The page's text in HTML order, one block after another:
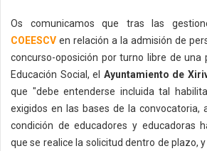
Os comunicamos que tras las
COEESCV en relación a la admisión de
concurso-oposición por turno libre de una
Educación Social, el Ayuntamiento de
que "debe entenderse incluida tal
exigidos en las bases de la convocatoria,
condición de educadores y educadoras
que se realice la solicitud dentro de plazo,